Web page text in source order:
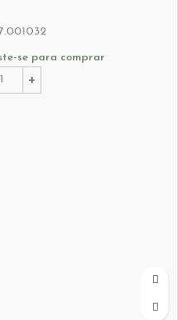
se para comprar